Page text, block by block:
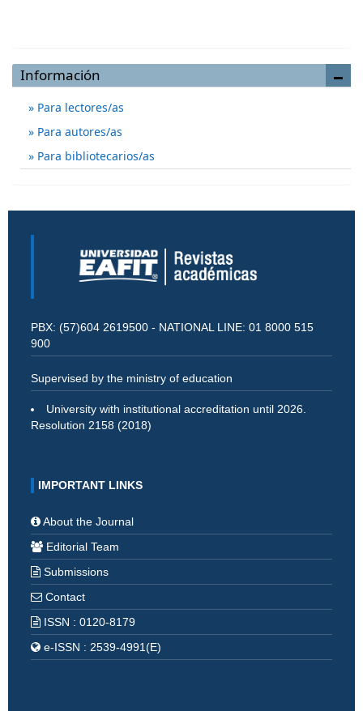
Información
Para lectores/as
Para autores/as
Para bibliotecarios/as
PBX: (57)604 2619500 - NATIONAL LINE: 01 8000 515
900
Supervised by the ministry of education
University with institutional accreditation until 2026.
Resolution 2158 (2018)
IMPORTANT LINKS
About the Journal
Editorial Team
Submissions
Contact
ISSN : 0120-8179
e-ISSN : 2539-4991(E)